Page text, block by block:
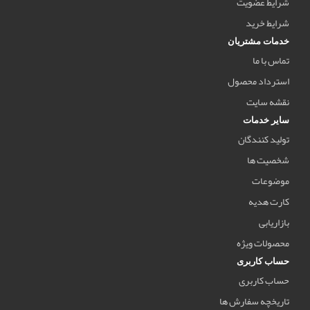
شرایط خرید
خدمات مشتریان
تماس با ما
استرداد محصول
نقشه سایت
سایر خدمات
تولید کنندگان
شخصیت ها
موضوعات
کارت هدیه
بازاریابی
محصولات ویژه
حساب کاربری
حساب کاربری
تاریخچه سفارش ها